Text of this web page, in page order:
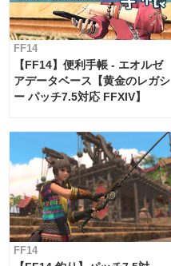
FF14
【FF14】便利手帳 - エオルゼ
アデータベース【黄金のレガシ
ー パッチ7.5対応 FFXIV】
FF14